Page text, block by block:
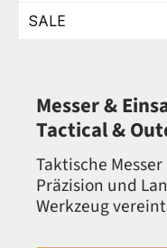
SALE
Messer &
Tactical &
Taktische
Präzision und
Werkzeug vereint